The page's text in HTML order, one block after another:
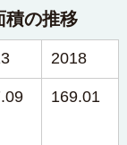
積の推移
2018
169.01